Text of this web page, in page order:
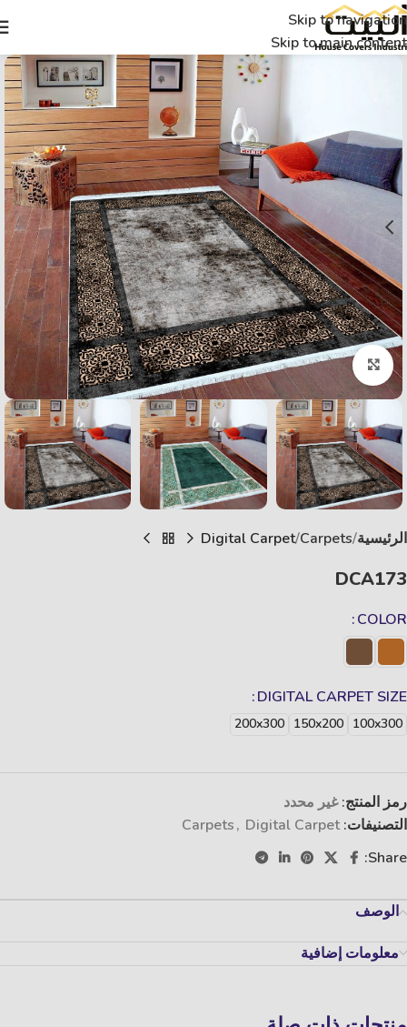
Skip to navigation
Skip to main content
Click to enlarge
الرئيسية Carpets
Digital Carpet
DCA173
COLOR
DIGITAL CARPET SIZE
100x300
150x200
200x300
رمز المنتج:غير محدد
التصنيفات:
Carpets, Digital Carpet
Share:
الوصف
معلومات إضافية